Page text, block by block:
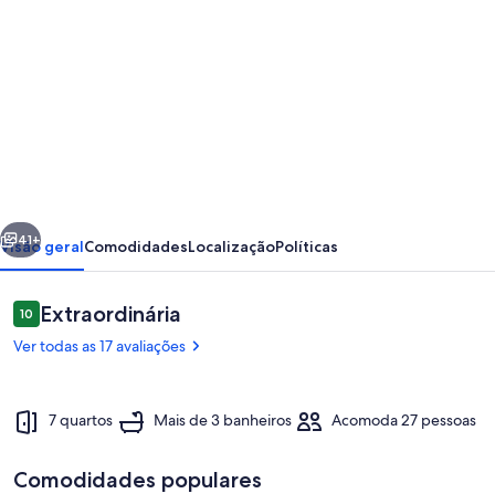
Salão Churrasqueira + Deck
Próximo
41+
Visão geralComodidadesLocalizaçãoPolíticas
Avaliações
1010 de 10
Extraordinária
Ver todas as 17 avaliações
7 quartos Mais de 3 banheiros Acomoda 27 pessoas
Comodidades populares